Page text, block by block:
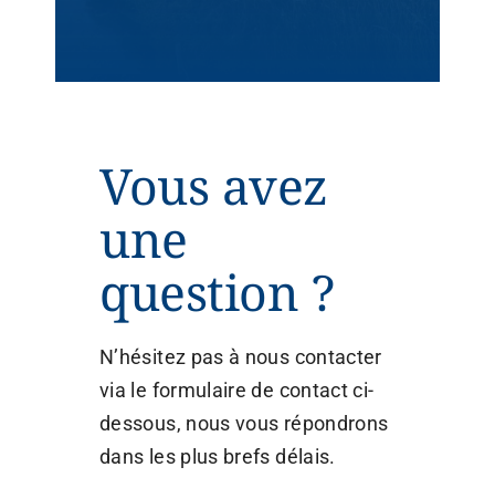
Vous avez
une
question ?
N’hésitez pas à nous contacter
via le formulaire de contact ci-
dessous, nous vous répondrons
dans les plus brefs délais.